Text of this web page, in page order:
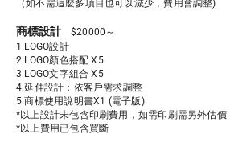
（如不需這麼多項目也可以減少，費用會調整)
商標設計
$20000～
1.LOGO設計
2.LOGO顏色搭配 X5
3.LOGO文字組合 X5
4.延伸設計：依客戶需求調整
5.商標使用說明書X1 (電子版)
*以上設計未包含印刷費用，如需印刷需另外估價
*以上費用已包含買斷